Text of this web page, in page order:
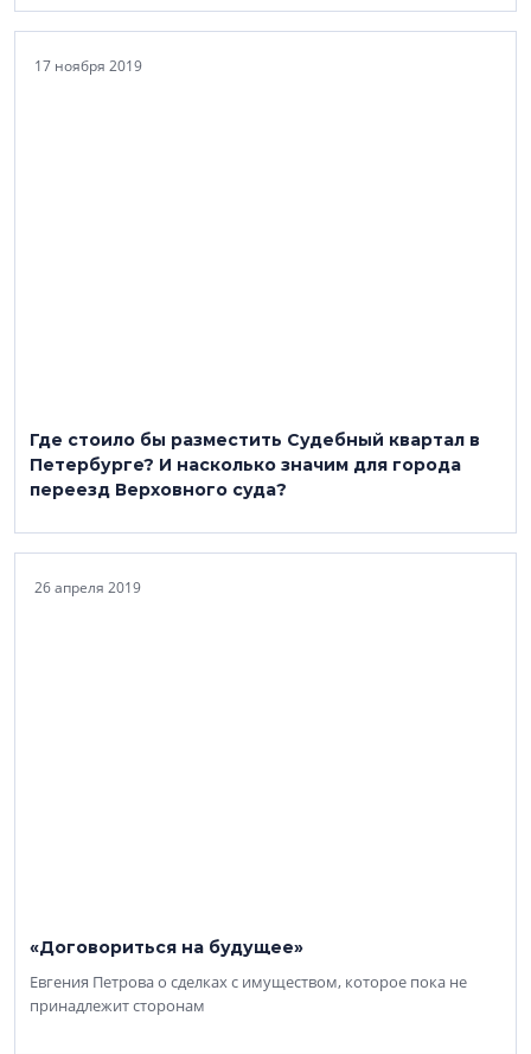
17 ноября 2019
Где стоило бы разместить Судебный квартал в
Петербурге? И насколько значим для города
переезд Верховного суда?
26 апреля 2019
«Договориться на будущее»
Евгения Петрова о сделках с имуществом, которое пока не
принадлежит сторонам